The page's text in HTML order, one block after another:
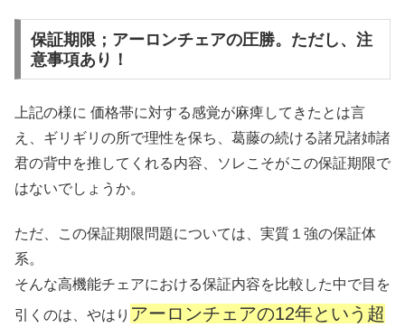
保証期限；アーロンチェアの圧勝。ただし、注
意事項あり！
上記の様に 価格帯に対する感覚が麻痺してきたとは言
え、ギリギリの所で理性を保ち、葛藤の続ける諸兄諸姉諸
君の背中を推してくれる内容、ソレこそがこの保証期限で
はないでしょうか。
ただ、この保証期限問題については、実質１強の保証体
系。
そんな高機能チェアにおける保証内容を比較した中で目を
引くのは、やはり アーロンチェアの12年という超